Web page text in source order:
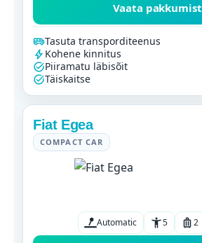
Vaata pakkumist
Tasuta transporditeenus
Kohene kinnitus
Piiramatu läbisõit
Täiskaitse
Fiat Egea
COMPACT CAR
Automatic 5 2